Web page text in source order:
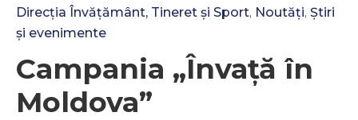
Direcția Învățământ, Tineret și Sport‚ Noutăți‚ Știri
și evenimente
Campania „Învață în
Moldova”